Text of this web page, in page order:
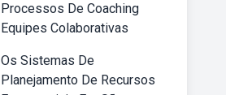
Processos De Coaching
Equipes Colaborativas
Os Sistemas De
Planejamento De Recursos